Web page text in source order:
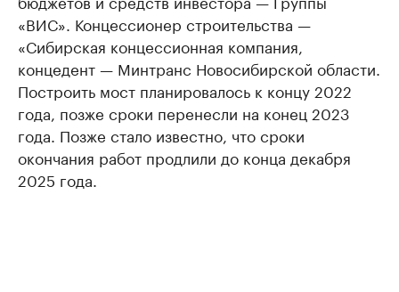
«ВИС». Концессионер строительства —
«Сибирская концессионная компания,
концедент — Минтранс Новосибирской области.
Построить мост планировалось к концу 2022
года, позже сроки перенесли на конец 2023
года. Позже стало известно, что сроки
окончания работ продлили до конца декабря
2025 года.